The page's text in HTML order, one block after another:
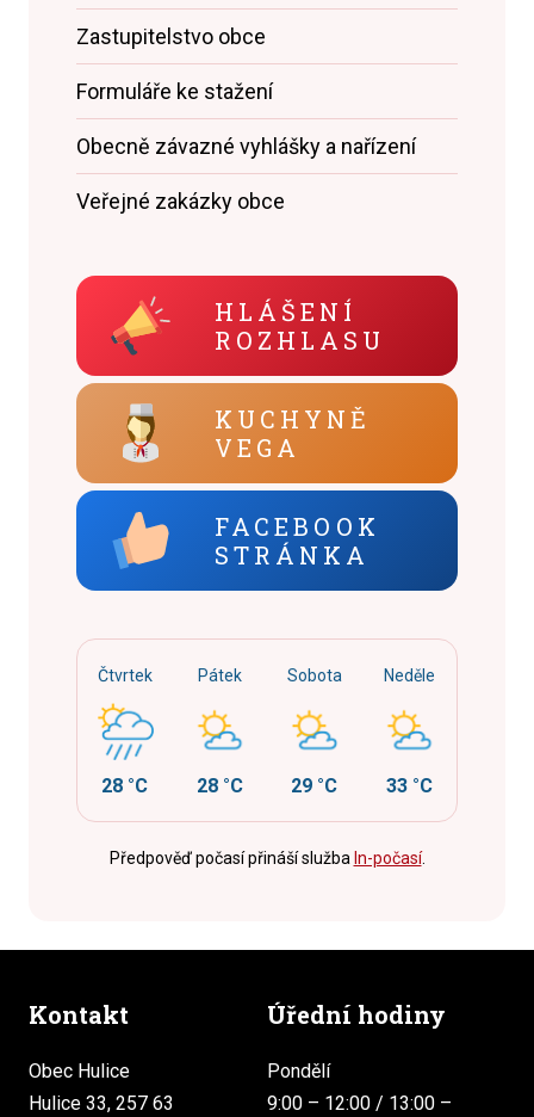
Zastupitelstvo obce
Formuláře ke stažení
Obecně závazné vyhlášky a nařízení
Veřejné zakázky obce
HLÁŠENÍ
ROZHLASU
KUCHYNĚ
VEGA
FACEBOOK
STRÁNKA
Čtvrtek
28 °C
Pátek
28 °C
Sobota
29 °C
Neděle
33 °C
Předpověď počasí přináší služba In-počasí.
Kontakt
Obec Hulice
Hulice 33, 257 63
Úřední hodiny
Pondělí
9:00 – 12:00 / 13:00 –